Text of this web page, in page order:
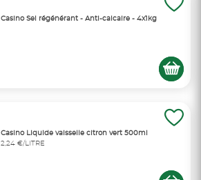
Casino Sel régénérant - Anti-calcaire - 4x1kg
Casino Liquide vaisselle citron vert 500ml
2,24 €/LITRE